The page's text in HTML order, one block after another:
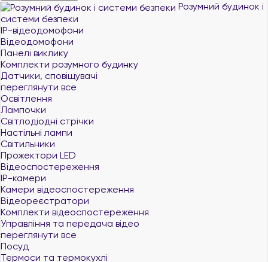
Розумний будинок і
системи безпеки
IP-відеодомофони
Відеодомофони
Панелі виклику
Комплекти розумного будинку
Датчики, сповіщувачі
переглянути все
Освітлення
Лампочки
Світлодіодні стрічки
Настільні лампи
Світильники
Прожектори LED
Відеоспостереження
IP-камери
Камери відеоспостереження
Відеореєстратори
Комплекти відеоспостереження
Управління та передача відео
переглянути все
Посуд
Термоси та термокухлі